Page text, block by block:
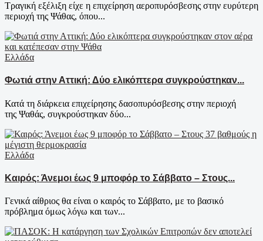
Τραγική εξέλιξη είχε η επιχείρηση αεροπυρόσβεσης στην ευρύτερη
περιοχή της Ψάθας, όπου...
Ελλάδα
Φωτιά στην Αττική: Δύο ελικόπτερα συγκρούστηκαν...
Κατά τη διάρκεια επιχείρησης δασοπυρόσβεσης στην περιοχή
της Ψαθάς, συγκρούστηκαν δύο...
Ελλάδα
Καιρός: Άνεμοι έως 9 μποφόρ το Σάββατο – Στους...
Γενικά αίθριος θα είναι ο καιρός το Σάββατο, με το βασικό
πρόβλημα όμως λόγω και των...